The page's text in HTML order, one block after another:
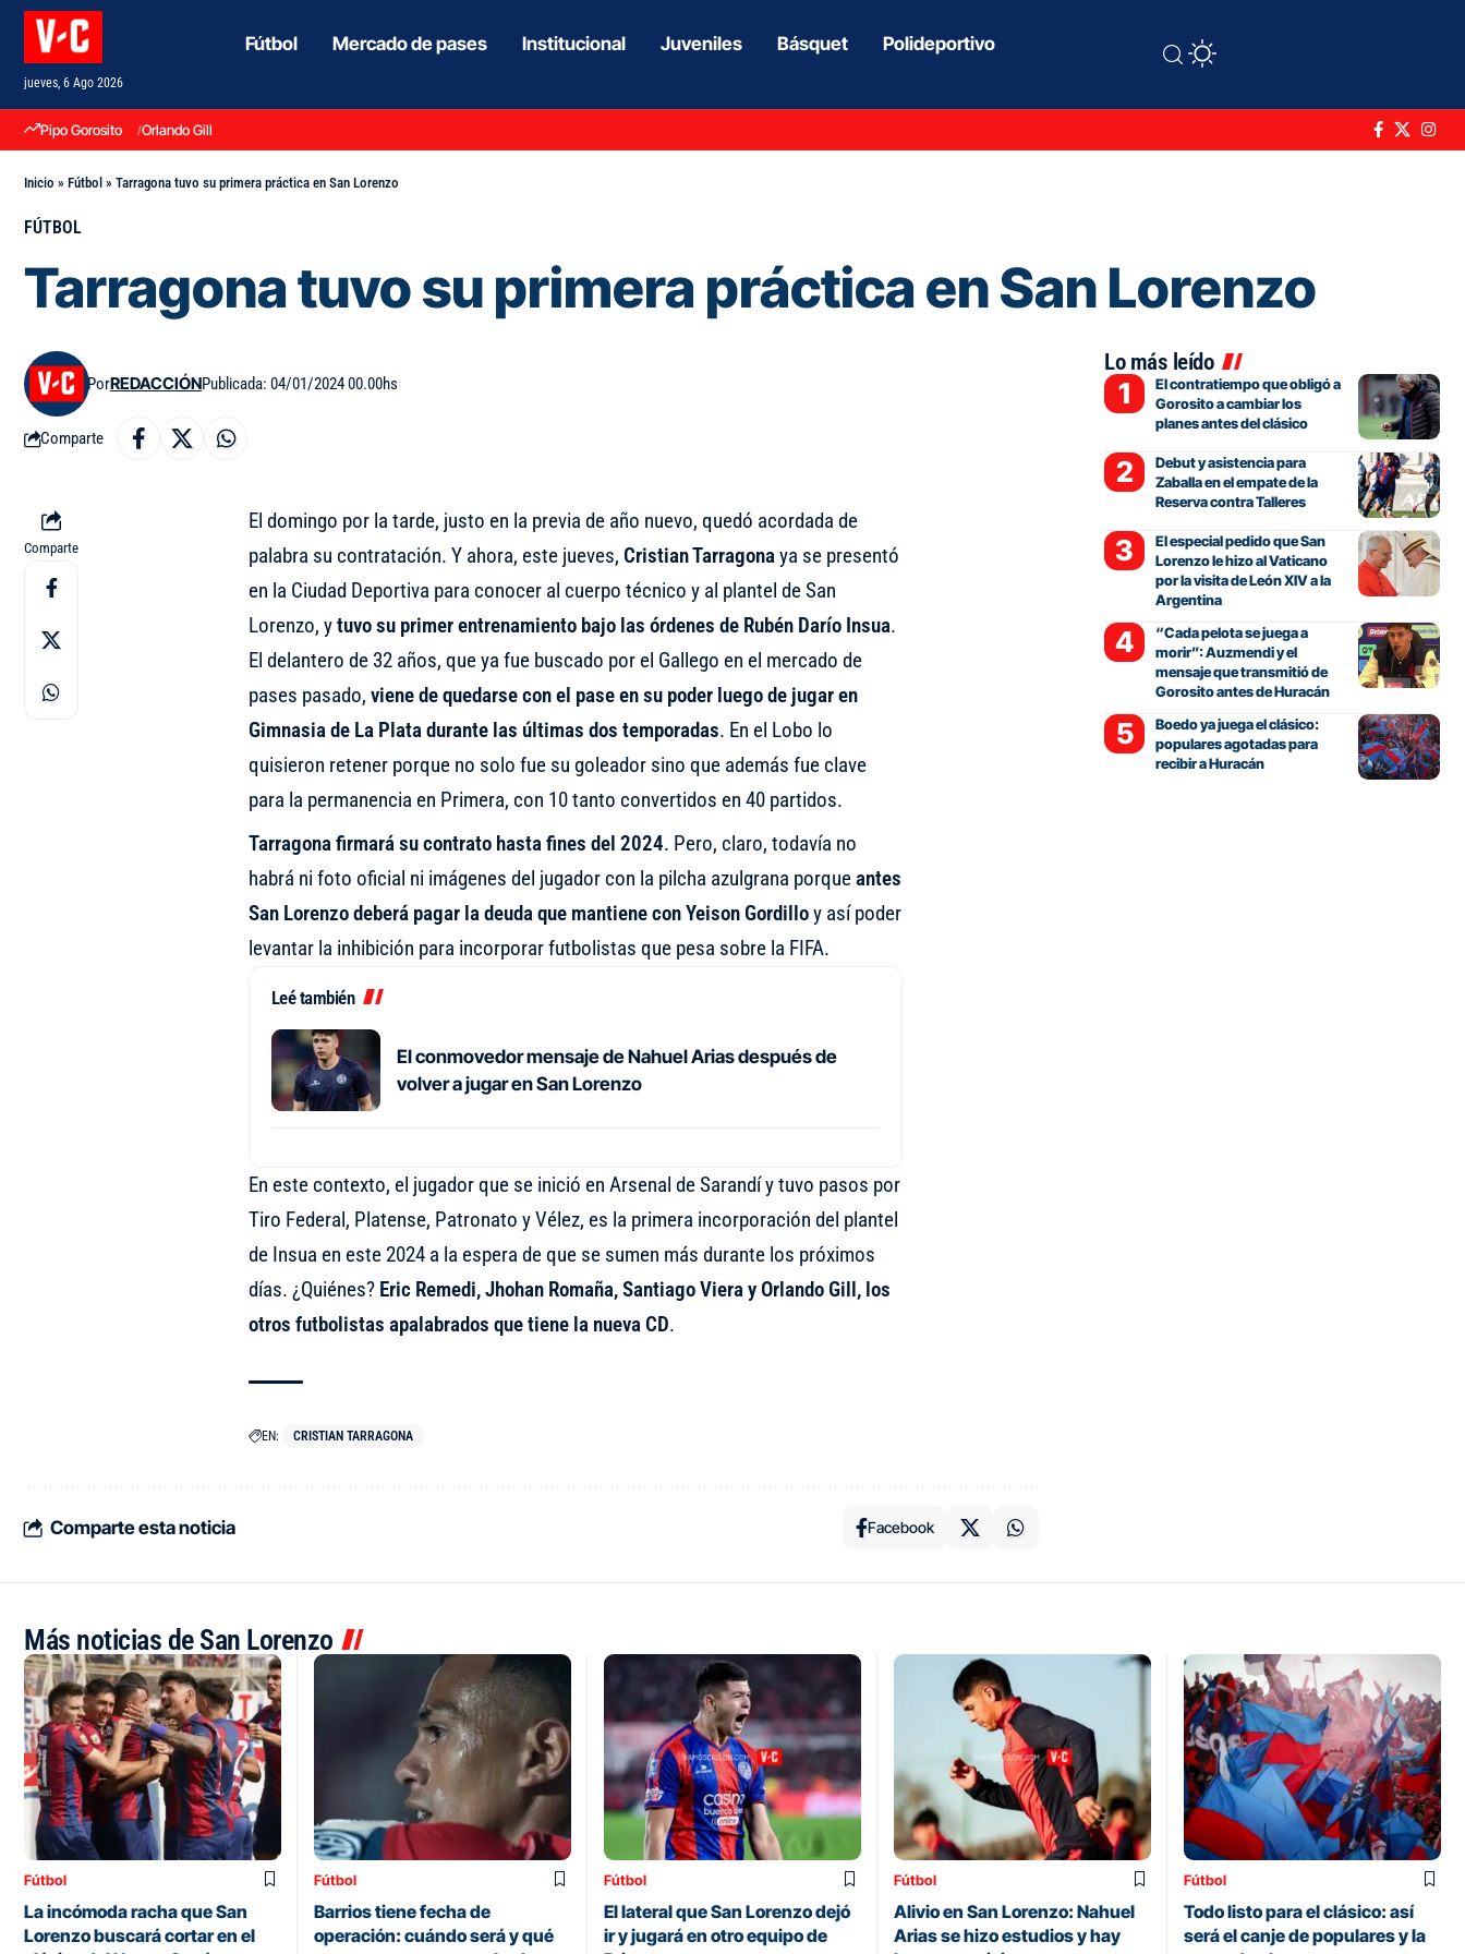
jueves, 6 Ago 2026
Fútbol Mercado de pases Institucional Juveniles Básquet Polideportivo
Pipo Gorosito Orlando Gill
Inicio » Fútbol » Tarragona tuvo su primera práctica en San Lorenzo
FÚTBOL
Tarragona tuvo su primera práctica en San Lorenzo
PorREDACCIÓNPublicada: 04/01/2024 00.00hs
Comparte
Comparte
El domingo por la tarde, justo en la previa de año nuevo, quedó acordada de
palabra su contratación. Y ahora, este jueves, Cristian Tarragonaya se presentó
en la Ciudad Deportiva para conocer al cuerpo técnico y al plantel de San
Lorenzo, ytuvo su primer entrenamiento bajo las órdenes de Rubén Darío Insua.
El delantero de 32 años, que ya fue buscado por el Gallego en el mercado de
pases pasado, viene de quedarse con el pase en su poder luego de jugar en
Gimnasia de La Plata durante las últimas dos temporadas. En el Lobo lo
quisieron retener porque no solo fue su goleador sino que además fue clave
para la permanencia en Primera, con 10 tanto convertidos en 40 partidos.
Tarragona firmará su contrato hasta fines del 2024. Pero, claro, todavía no
habrá ni foto oficial ni imágenes del jugador con la pilcha azulgrana porqueantes
San Lorenzo deberá pagar la deuda que mantiene con Yeison Gordilloy así poder
levantar la inhibición para incorporar futbolistas que pesa sobre la FIFA.
Leé también
El conmovedor mensaje de Nahuel Arias después de
volver a jugar en San Lorenzo
En este contexto, el jugador que se inició en Arsenal de Sarandí y tuvo pasos por
Tiro Federal, Platense, Patronato y Vélez, es la primera incorporación del plantel
de Insua en este 2024 a la espera de que se sumen más durante los próximos
días. ¿Quiénes? Eric Remedi, Jhohan Romaña, Santiago Viera y Orlando Gill, los
otros futbolistas apalabrados que tiene la nueva CD.
EN: CRISTIAN TARRAGONA
Comparte esta noticia Facebook
Lo más leído
El contratiempo que obligó a
Gorosito a cambiar los
planes antes del clásico
Debut y asistencia para
Zaballa en el empate de la
Reserva contra Talleres
El especial pedido que San
Lorenzo le hizo al Vaticano
por la visita de León XIV a la
Argentina
“Cada pelota se juega a
morir”: Auzmendi y el
mensaje que transmitió de
Gorosito antes de Huracán
Boedo ya juega el clásico:
populares agotadas para
recibir a Huracán
Más noticias de San Lorenzo
Fútbol
La incómoda racha que San
Lorenzo buscará cortar en el
Fútbol
Barrios tiene fecha de
operación: cuándo será y qué
Fútbol
El lateral que San Lorenzo dejó
ir y jugará en otro equipo de
Fútbol
Alivio en San Lorenzo: Nahuel
Arias se hizo estudios y hay
Fútbol
Todo listo para el clásico: así
será el canje de populares y la